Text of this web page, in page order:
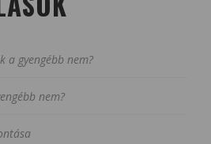
a gyengébb nem?
nem?